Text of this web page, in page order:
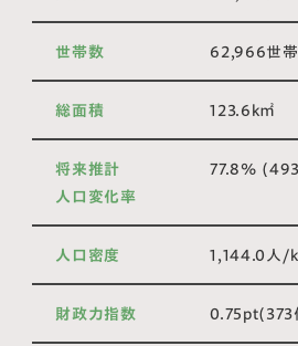
世帯数 62,966世帯
総面積 123.6k㎡
将来推計
人口変化率
77.8%
人口密度 1,144.0人/
財政力指数 0.75pt(373